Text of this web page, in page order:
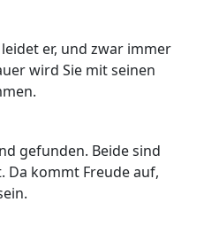
er, und zwar immer
wird Sie mit seinen
gefunden. Beide sind
Da kommt Freude auf,